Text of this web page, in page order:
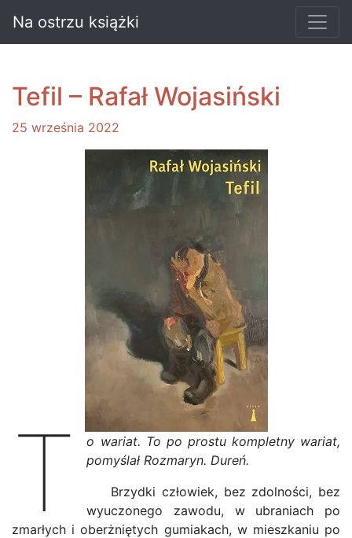
Na ostrzu książki
Tefil – Rafał Wojasiński
25 września 2022
T
o wariat. To po prostu kompletny wariat,
pomyślał Rozmaryn. Dureń.
Brzydki człowiek, bez zdolności, bez
wyuczonego zawodu, w ubraniach po
zmarłych i oberżniętych gumiakach, w mieszkaniu po